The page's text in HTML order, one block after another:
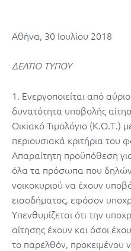
Αθήνα, 30 Ιουλίου 2018
ΔΕΛΤΙΟ ΤΥΠΟΥ
1. Ενεργοποιείται από
δυνατότητα υποβολής
Οικιακό Τιμολόγιο (Κ.Ο.Τ.)
περιουσιακά κριτήρια του
Απαραίτητη προϋπόθεση
όλα τα πρόσωπα που
νοικοκυριού να έχουν
εισοδήματος, εφόσον
Υπενθυμίζεται ότι την
αίτησης έχουν και όσοι
το παρελθόν, προκειμένου